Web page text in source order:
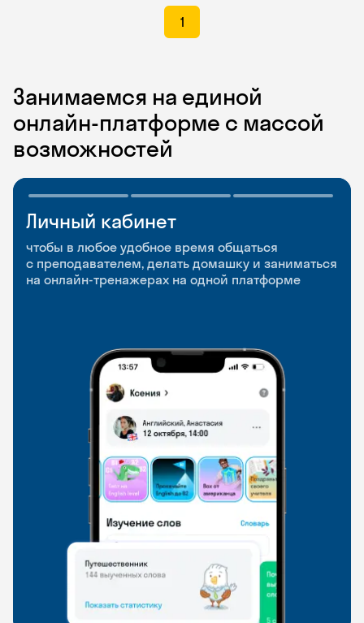
1
Занимаемся на единой
онлайн-платформе с массой
возможностей
Личный кабинет
чтобы в любое удобное время общаться
с преподавателем, делать домашку и заниматься
на онлайн-тренажерах на одной платформе
Мобильное
приложение
чтобы заниматься и изучать новые слова где
и когда удобно
Разговорные клубы
и Talks
Групповые занятия для разговорной практики
и индивидуальные встречи с преподавателями